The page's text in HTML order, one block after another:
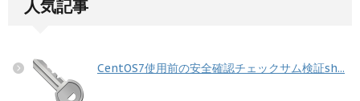
人気記事
CentOS7使用前の安全確認チェックサム検証sh...